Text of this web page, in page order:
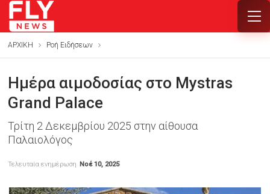
ΑΡΧΙΚΗ Ροή Ειδήσεων
Ημέρα αιμοδοσίας στο Mystras
Grand Palace
Τρίτη 2 Δεκεμβρίου 2025 στην αίθουσα
Παλαιολόγος
Τελευταία ενημέρωση Νοέ 10, 2025